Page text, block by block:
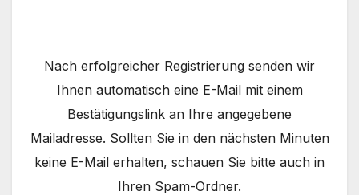
Nach erfolgreicher Registrierung senden wir
Ihnen automatisch eine E-Mail mit einem
Bestätigungslink an Ihre angegebene
Mailadresse. Sollten Sie in den nächsten Minuten
keine E-Mail erhalten, schauen Sie bitte auch in
Ihren Spam-Ordner.